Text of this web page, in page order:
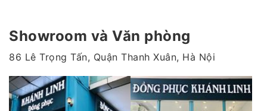
Showroom và Văn phòng
86 Lê Trọng Tấn, Quận Thanh Xuân, Hà Nội